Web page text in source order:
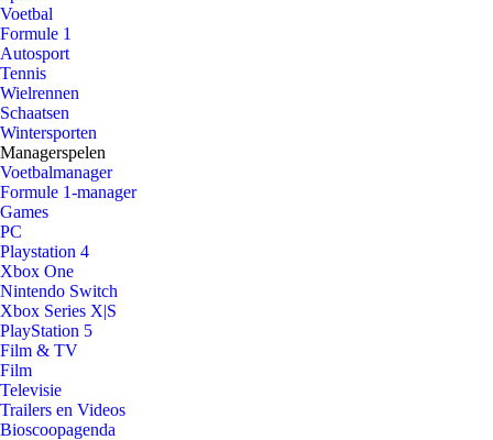
Voetbal
Formule 1
Autosport
Tennis
Wielrennen
Schaatsen
Wintersporten
Managerspelen
Voetbalmanager
Formule 1-manager
Games
PC
Playstation 4
Xbox One
Nintendo Switch
Xbox Series X|S
PlayStation 5
Film & TV
Film
Televisie
Trailers en Videos
Bioscoopagenda